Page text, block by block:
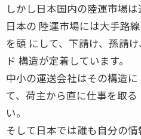
しかし日本国内の陸運市場は
日本の 陸運市場には大手路
を頭 にして、下請け、孫請
ド 構造が定着しています。
中小の運送会社はその構造
て、荷主から直に仕事を取
い。
そして日本では誰も自分の情